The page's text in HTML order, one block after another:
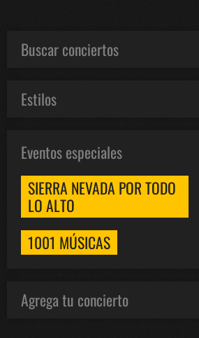
Buscar conciertos
Estilos
Eventos especiales
SIERRA NEVADA POR TODO
LO ALTO
1001 MÚSICAS
Agrega tu concierto